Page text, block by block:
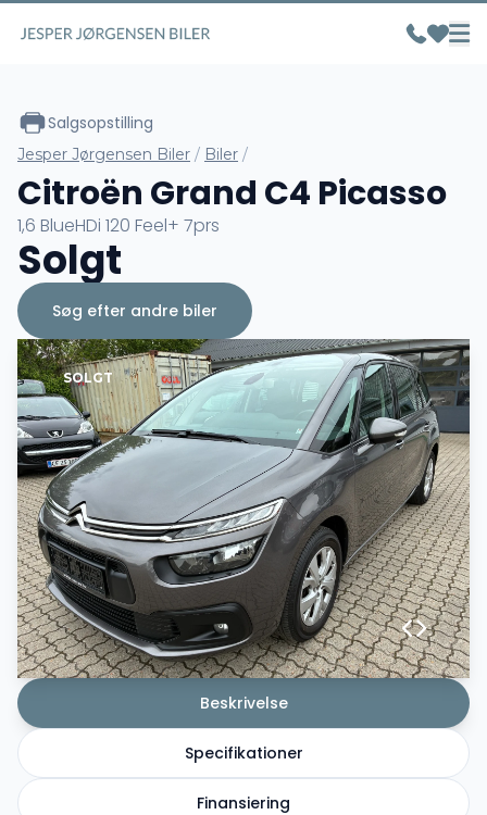
SOLGT
Specifikationer
Beskrivelse
Finansiering
Salgsopstilling
Jesper Jørgensen Biler / Biler /
Citroën Grand C4 Picasso
1,6 BlueHDi 120 Feel+ 7prs
Solgt
Søg efter andre biler